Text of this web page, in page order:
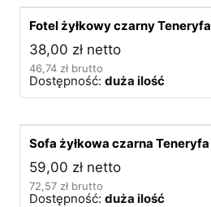
Fotel żyłkowy czarny Teneryfa
38,00 zł netto
46,74 zł brutto
Dostępność: duża ilość
Sofa żyłkowa czarna Teneryfa
59,00 zł netto
72,57 zł brutto
Dostępność: duża ilość